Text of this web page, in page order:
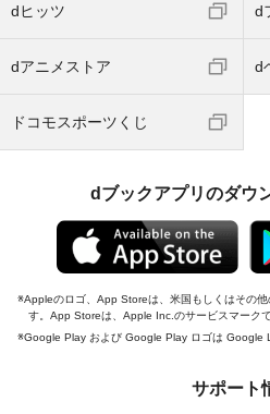
dヒッツ d
dアニメストア d
ドコモスポーツくじ
dブックアプリのダウ
Appleのロゴ、App Storeは、米国もしくはその
す。App Storeは、Apple Inc.のサービスマークで
Google Play および Google Play ロゴは Google
サポート